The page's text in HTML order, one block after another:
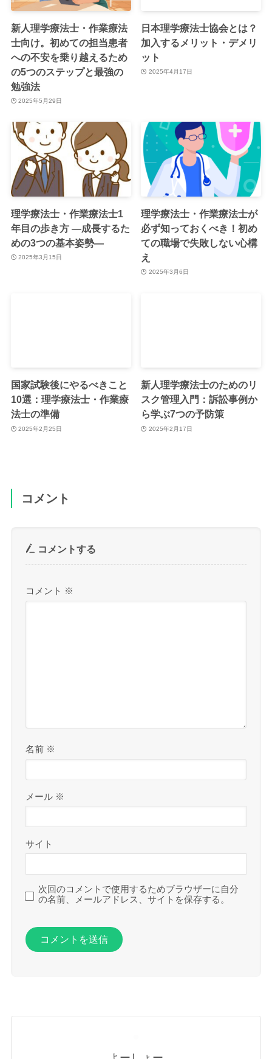
新人理学療法士・作業療法
士向け。初めての担当患者
への不安を乗り越えるため
の5つのステップと最強の
勉強法
2025年5月29日
日本理学療法士協会とは？
加入するメリット・デメリ
ット
2025年4月17日
理学療法士・作業療法士1
年目の歩き方 —成長するた
めの3つの基本姿勢—
2025年3月15日
理学療法士・作業療法士が
必ず知っておくべき！初め
ての職場で失敗しない心構
え
2025年3月6日
国家試験後にやるべきこと
10選：理学療法士・作業療
法士の準備
2025年2月25日
新人理学療法士のためのリ
スク管理入門：訴訟事例か
ら学ぶ7つの予防策
2025年2月17日
コメント
コメントする
コメント ※
名前 ※
メール ※
サイト
次回のコメントで使用するためブラウザーに自分
の名前、メールアドレス、サイトを保存する。